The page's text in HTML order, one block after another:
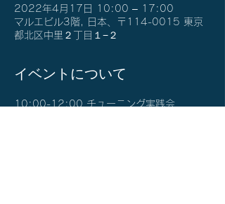
2022年4月17日 10:00 – 17:00
マルエビル3階, 日本、〒114-0015 東京
都北区中里２丁目１−２
イベントについて
10:00-12:00 チューニング実践会